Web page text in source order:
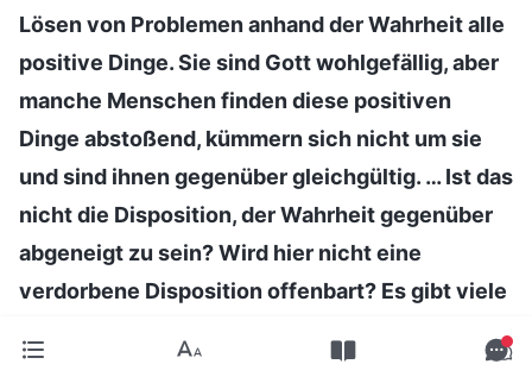
Lösen von Problemen anhand der Wahrheit alle
positive Dinge. Sie sind Gott wohlgefällig, aber
manche Menschen finden diese positiven
Dinge abstoßend, kümmern sich nicht um sie
und sind ihnen gegenüber gleichgültig. … Ist das
nicht die Disposition, der Wahrheit gegenüber
abgeneigt zu sein? Wird hier nicht eine
verdorbene Disposition offenbart? Es gibt viele
Ihn arbeiten und eifrig für Ihn umherlaufen, und